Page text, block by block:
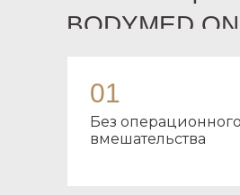
01
Без операционного
вмешательства